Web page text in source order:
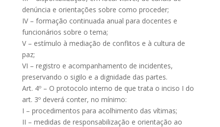
denúncia e orientações sobre como proceder;
IV – formação continuada anual para docentes e
funcionários sobre o tema;
V – estímulo à mediação de conflitos e à cultura de
paz;
VI – registro e acompanhamento de incidentes,
preservando o sigilo e a dignidade das partes.
Art. 4º – O protocolo interno de que trata o inciso I do
art. 3º deverá conter, no mínimo:
I – procedimentos para acolhimento das vítimas;
II – medidas de responsabilização e orientação ao